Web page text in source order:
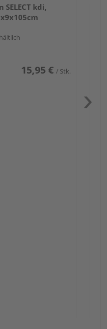
kdi,
15,95 € / Stk.